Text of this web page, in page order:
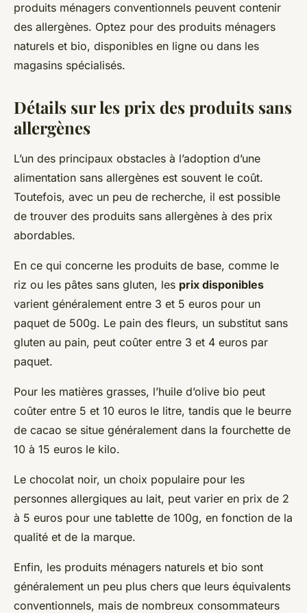
produits ménagers conventionnels peuvent contenir
des allergènes. Optez pour des produits ménagers
naturels et bio, disponibles en ligne ou dans les
magasins spécialisés.
Détails sur les prix des produits sans
allergènes
L’un des principaux obstacles à l’adoption d’une
alimentation sans allergènes est souvent le coût.
Toutefois, avec un peu de recherche, il est possible
de trouver des produits sans allergènes à des prix
abordables.
En ce qui concerne les produits de base, comme le
riz ou les pâtes sans gluten, les prix disponibles
varient généralement entre 3 et 5 euros pour un
paquet de 500g. Le pain des fleurs, un substitut sans
gluten au pain, peut coûter entre 3 et 4 euros par
paquet.
Pour les matières grasses, l’huile d’olive bio peut
coûter entre 5 et 10 euros le litre, tandis que le beurre
de cacao se situe généralement dans la fourchette de
10 à 15 euros le kilo.
Le chocolat noir, un choix populaire pour les
personnes allergiques au lait, peut varier en prix de 2
à 5 euros pour une tablette de 100g, en fonction de la
qualité et de la marque.
Enfin, les produits ménagers naturels et bio sont
généralement un peu plus chers que leurs équivalents
conventionnels, mais de nombreux consommateurs